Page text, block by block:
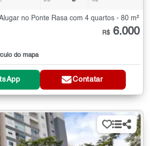
no Ponte Rasa com 4 quartos - 80 m²
do mapa
R$ 6.000
Contatar